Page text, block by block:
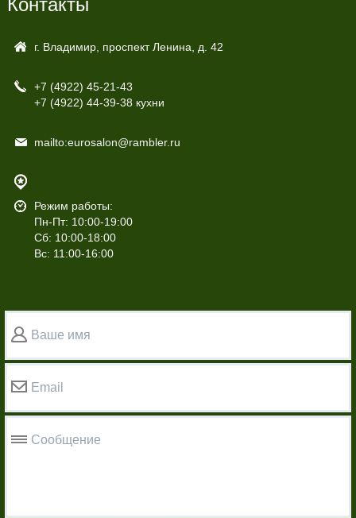
Контакты
г. Владимир, проспект Ленина, д. 42
+7 (4922) 45-21-43
+7 (4922) 44-39-38 кухни
mailto:eurosalon@rambler.ru
Режим работы:
Пн-Пт: 10:00-19:00
Сб: 10:00-18:00
Вс: 11:00-16:00
Ваше имя
Email
Сообщение